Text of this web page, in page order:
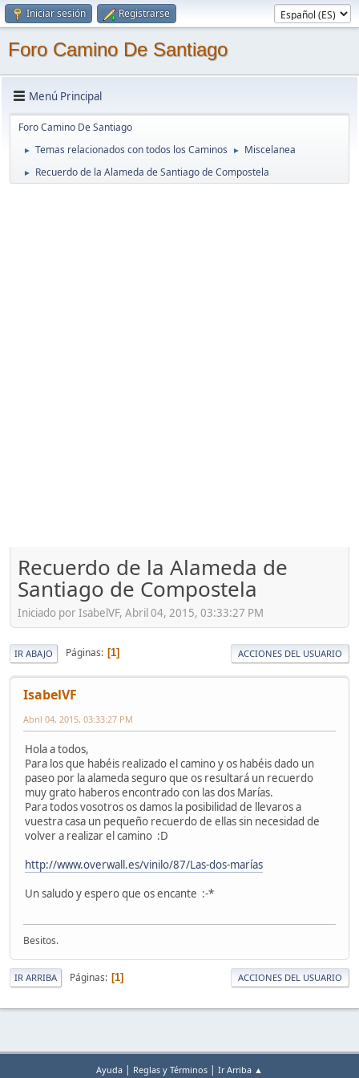
Iniciar sesión Registrarse
Foro Camino De Santiago
Menú Principal
Foro Camino De Santiago
► Temas relacionados con todos los Caminos ► Miscelanea
► Recuerdo de la Alameda de Santiago de Compostela
Recuerdo de la Alameda de
Santiago de Compostela
Iniciado por IsabelVF, Abril 04, 2015, 03:33:27 PM
IR ABAJO Páginas 1 ACCIONES DEL USUARIO
IsabelVF
Abril 04, 2015, 03:33:27 PM
Hola a todos,
Para los que habéis realizado el camino y os habéis dado un
paseo por la alameda seguro que os resultará un recuerdo
muy grato haberos encontrado con las dos Marías.
Para todos vosotros os damos la posibilidad de llevaros a
vuestra casa un pequeño recuerdo de ellas sin necesidad de
volver a realizar el camino :D
http://www.overwall.es/vinilo/87/Las-dos-marías
Un saludo y espero que os encante :-*
Besitos.
IR ARRIBA Páginas 1 ACCIONES DEL USUARIO
Ayuda Reglas y Términos Ir Arriba ▲